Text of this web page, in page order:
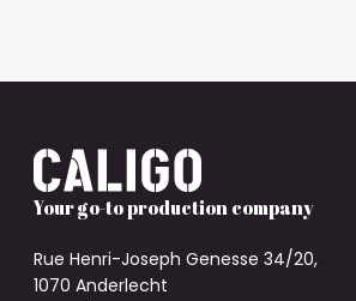
Your go-to production company
Rue Henri-Joseph Genesse 34/20,
1070 Anderlecht